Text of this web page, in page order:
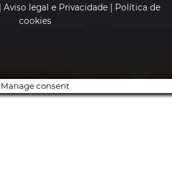
Aviso legal e Privacidade
Política de
cookies
Manage consent